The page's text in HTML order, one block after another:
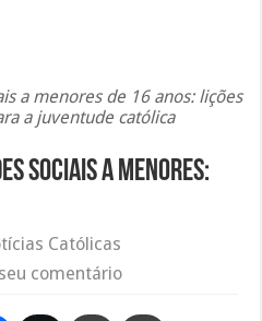
a menores de 16 anos: lições
a juventude católica
sociais a menores:
Católicas
comentário